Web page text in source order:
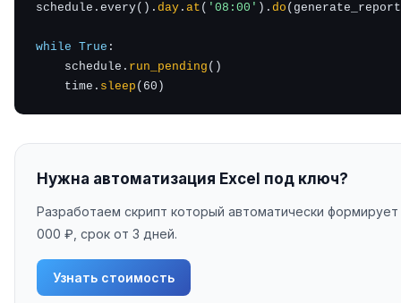
schedule.every(). day . at ( '08:00' ). do
while True :
    schedule.
run_pending ()
    time.
sleep (60)
Нужна автоматизация Excel под ключ?
Разработаем скрипт который автоматически
000 ₽, срок от 3 дней.
Узнать стоимость